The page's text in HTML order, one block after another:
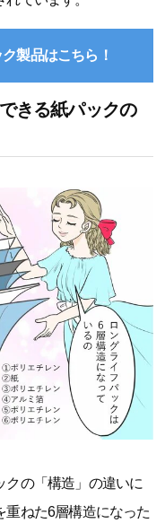
製品はこちら！
きる紙パックの
クの「構造」の違いに
重ねた6層構造になった